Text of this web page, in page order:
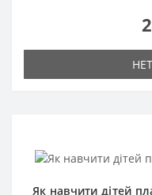
Як навчити дітей